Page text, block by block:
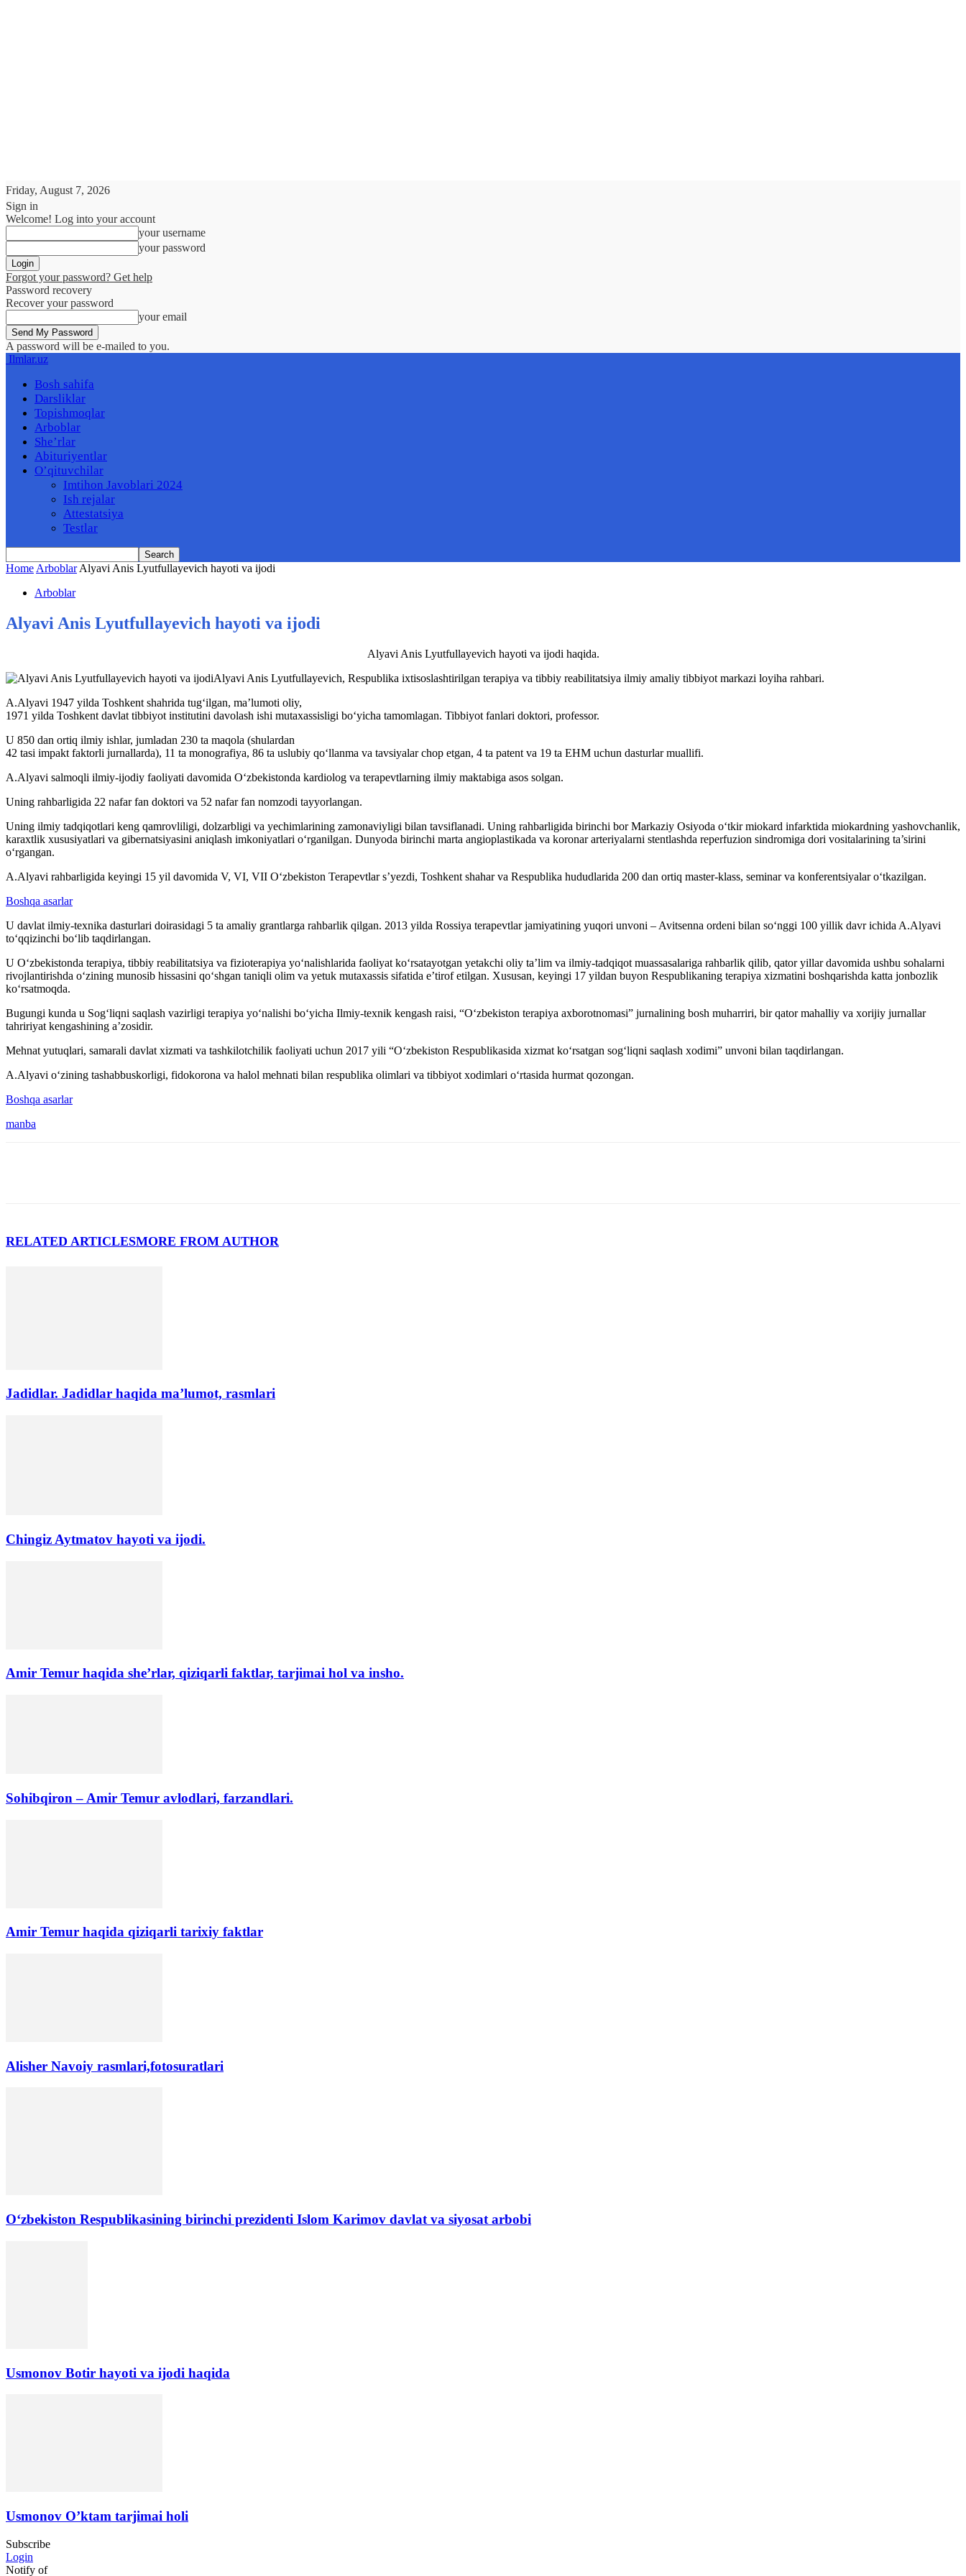
Friday, August 7, 2026
Sign in
Welcome! Log into your account
your username
your password
Forgot your password? Get help
Password recovery
Recover your password
your email
A password will be e-mailed to you.
Ilmlar.uz
Bosh sahifa
Darsliklar
Topishmoqlar
Arboblar
She’rlar
Abituriyentlar
O’qituvchilar
Imtihon Javoblari 2024
Ish rejalar
Attestatsiya
Testlar
Home Arboblar Alyavi Anis Lyutfullayevich hayoti va ijodi
Arboblar
Alyavi Anis Lyutfullayevich hayoti va ijodi
Alyavi Anis Lyutfullayevich hayoti va ijodi haqida.
Alyavi Anis Lyutfullayevich, Respublika ixtisoslashtirilgan terapiya va tibbiy reabilitatsiya ilmiy amaliy tibbiyot markazi loyiha rahbari.
A.Alyavi 1947 yilda Toshkent shahrida tug‘ilgan, ma’lumoti oliy,
1971 yilda Toshkent davlat tibbiyot institutini davolash ishi mutaxassisligi bo‘yicha tamomlagan. Tibbiyot fanlari doktori, professor.
U 850 dan ortiq ilmiy ishlar, jumladan 230 ta maqola (shulardan
42 tasi impakt faktorli jurnallarda), 11 ta monografiya, 86 ta uslubiy qo‘llanma va tavsiyalar chop etgan, 4 ta patent va 19 ta EHM uchun dasturlar muallifi.
A.Alyavi salmoqli ilmiy-ijodiy faoliyati davomida O‘zbekistonda kardiolog va terapevtlarning ilmiy maktabiga asos solgan.
Uning rahbarligida 22 nafar fan doktori va 52 nafar fan nomzodi tayyorlangan.
Uning ilmiy tadqiqotlari keng qamrovliligi, dolzarbligi va yechimlarining zamonaviyligi bilan tavsiflanadi. Uning rahbarligida birinchi bor Markaziy Osiyoda o‘tkir miokard infarktida miokardning yashovchanlik,
karaxtlik xususiyatlari va gibernatsiyasini aniqlash imkoniyatlari o‘rganilgan. Dunyoda birinchi marta angioplastikada va koronar arteriyalarni stentlashda reperfuzion sindromiga dori vositalarining ta’sirini
o‘rgangan.
A.Alyavi rahbarligida keyingi 15 yil davomida V, VI, VII O‘zbekiston Terapevtlar s’yezdi, Toshkent shahar va Respublika hududlarida 200 dan ortiq master-klass, seminar va konferentsiyalar o‘tkazilgan.
Boshqa asarlar
U davlat ilmiy-texnika dasturlari doirasidagi 5 ta amaliy grantlarga rahbarlik qilgan. 2013 yilda Rossiya terapevtlar jamiyatining yuqori unvoni – Avitsenna ordeni bilan so‘nggi 100 yillik davr ichida A.Alyavi
to‘qqizinchi bo‘lib taqdirlangan.
U O‘zbekistonda terapiya, tibbiy reabilitatsiya va fizioterapiya yo‘nalishlarida faoliyat ko‘rsatayotgan yetakchi oliy ta’lim va ilmiy-tadqiqot muassasalariga rahbarlik qilib, qator yillar davomida ushbu sohalarni
rivojlantirishda o‘zining munosib hissasini qo‘shgan taniqli olim va yetuk mutaxassis sifatida e’tirof etilgan. Xususan, keyingi 17 yildan buyon Respublikaning terapiya xizmatini boshqarishda katta jonbozlik
ko‘rsatmoqda.
Bugungi kunda u Sog‘liqni saqlash vazirligi terapiya yo‘nalishi bo‘yicha Ilmiy-texnik kengash raisi, “O‘zbekiston terapiya axborotnomasi” jurnalining bosh muharriri, bir qator mahalliy va xorijiy jurnallar
tahririyat kengashining a’zosidir.
Mehnat yutuqlari, samarali davlat xizmati va tashkilotchilik faoliyati uchun 2017 yili “O‘zbekiston Respublikasida xizmat ko‘rsatgan sog‘liqni saqlash xodimi” unvoni bilan taqdirlangan.
A.Alyavi o‘zining tashabbuskorligi, fidokorona va halol mehnati bilan respublika olimlari va tibbiyot xodimlari o‘rtasida hurmat qozongan.
Boshqa asarlar
manba
RELATED ARTICLESMORE FROM AUTHOR
Jadidlar. Jadidlar haqida ma’lumot, rasmlari
Chingiz Aytmatov hayoti va ijodi.
Amir Temur haqida she’rlar, qiziqarli faktlar, tarjimai hol va insho.
Sohibqiron – Amir Temur avlodlari, farzandlari.
Amir Temur haqida qiziqarli tarixiy faktlar
Alisher Navoiy rasmlari,fotosuratlari
Oʻzbekiston Respublikasining birinchi prezidenti Islom Karimov davlat va siyosat arbobi
Usmonov Botir hayoti va ijodi haqida
Usmonov O’ktam tarjimai holi
Subscribe
Login
Notify of